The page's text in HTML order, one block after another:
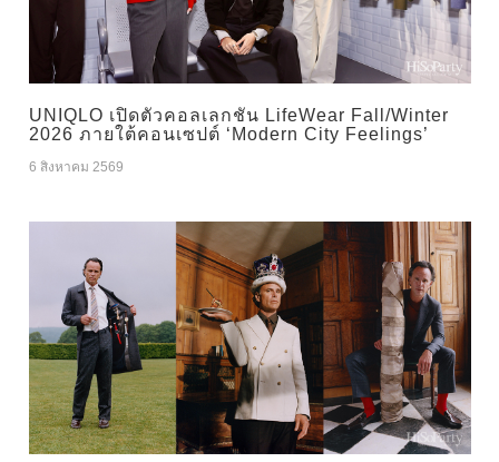
UNIQLO เปิดตัวคอลเลกชัน LifeWear Fall/Winter
2026 ภายใต้คอนเซปต์ ‘Modern City Feelings’
6 สิงหาคม 2569